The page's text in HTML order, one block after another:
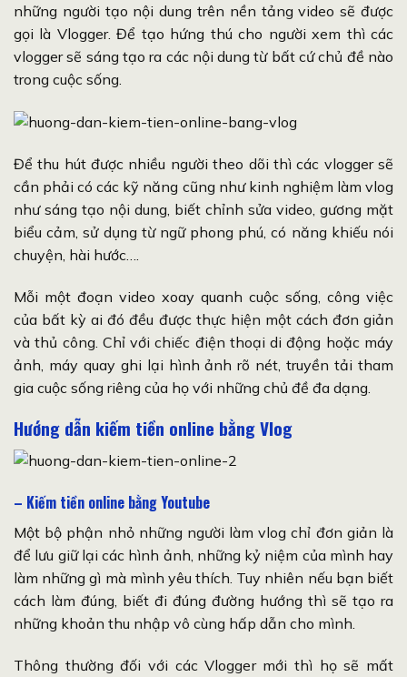
những người tạo nội dung trên nền tảng video sẽ được
gọi là Vlogger. Để tạo hứng thú cho người xem thì các
vlogger sẽ sáng tạo ra các nội dung từ bất cứ chủ đề nào
trong cuộc sống.
Để thu hút được nhiều người theo dõi thì các vlogger sẽ
cần phải có các kỹ năng cũng như kinh nghiệm làm vlog
như sáng tạo nội dung, biết chỉnh sửa video, gương mặt
biểu cảm, sử dụng từ ngữ phong phú, có năng khiếu nói
chuyện, hài hước….
Mỗi một đoạn video xoay quanh cuộc sống, công việc
của bất kỳ ai đó đều được thực hiện một cách đơn giản
và thủ công. Chỉ với chiếc điện thoại di động hoặc máy
ảnh, máy quay ghi lại hình ảnh rõ nét, truyền tải tham
gia cuộc sống riêng của họ với những chủ đề đa dạng.
Hướng dẫn kiếm tiền online bằng Vlog
– Kiếm tiền online bằng Youtube
Một bộ phận nhỏ những người làm vlog chỉ đơn giản là
để lưu giữ lại các hình ảnh, những kỷ niệm của mình hay
làm những gì mà mình yêu thích. Tuy nhiên nếu bạn biết
cách làm đúng, biết đi đúng đường hướng thì sẽ tạo ra
những khoản thu nhập vô cùng hấp dẫn cho mình.
Thông thường đối với các Vlogger mới thì họ sẽ mất